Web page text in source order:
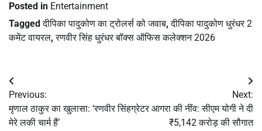
Posted in Entertainment
Taggedदीपिका पादुकोण का ट्रोलर्स को जवाब,दीपिका पादुकोण धुरंधर 2
कमेंट वायरल,रणवीर सिंह धुरंधर बॉक्स ऑफिस कलेक्शन 2026
Post
navigation
Previous:
मृणाल ठाकुर का खुलासा: ‘रणवीर सिंह
मेरे लकी चार्म हैं’
Next:
ग्रेटर आगरा की नींव: सीएम योगी ने दी
₹5,142 करोड़ की सौगात